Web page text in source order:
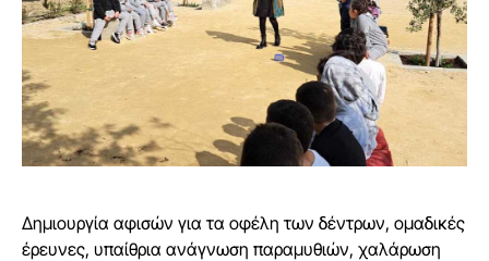
Δημιουργία αφισών για τα οφέλη των δέντρων, ομαδικές
έρευνες, υπαίθρια ανάγνωση παραμυθιών, χαλάρωση